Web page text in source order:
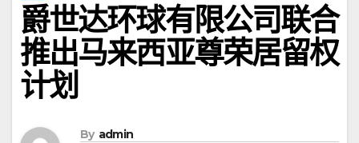
爵世达环球有限公司联合
推出马来西亚尊荣居留权
计划
By admin